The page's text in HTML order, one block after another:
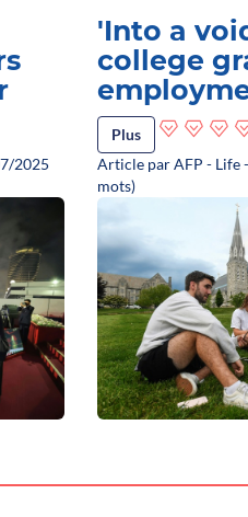
2025
'Into a
college
Plus
Article par AFP - Life
mots)